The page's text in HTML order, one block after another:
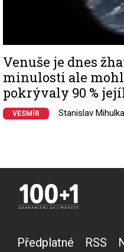
Venuše je dnes
minulosti ale
pokrývaly 90 %
VESMÍR Stanislav Mihulka
Předplatné RSS